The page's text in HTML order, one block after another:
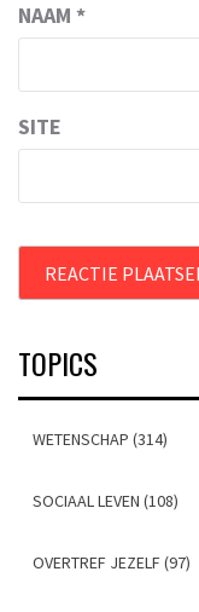
NAAM *
SITE
TOPICS
WETENSCHAP (314)
SOCIAAL LEVEN (108)
OVERTREF JEZELF (97)